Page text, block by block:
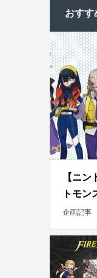
おすす
【ニ
トモン
企画記事